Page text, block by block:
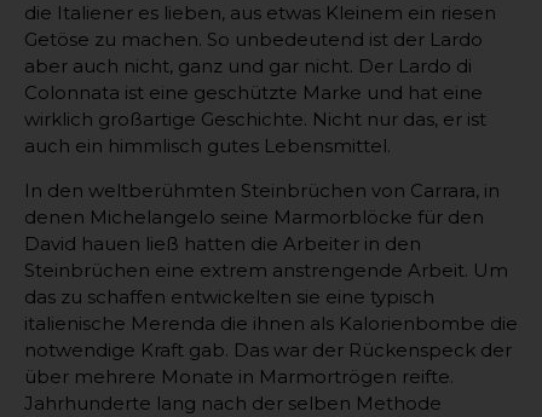
die Italiener es lieben, aus etwas Kleinem ein riesen
Getöse zu machen. So unbedeutend ist der Lardo
aber auch nicht, ganz und gar nicht. Der Lardo di
Colonnata ist eine geschützte Marke und hat eine
wirklich großartige Geschichte. Nicht nur das, er ist
auch ein himmlisch gutes Lebensmittel.
In den weltberühmten Steinbrüchen von Carrara, in
denen Michelangelo seine Marmorblöcke für den
David hauen ließ hatten die Arbeiter in den
Steinbrüchen eine extrem anstrengende Arbeit. Um
das zu schaffen entwickelten sie eine typisch
italienische Merenda die ihnen als Kalorienbombe die
notwendige Kraft gab. Das war der Rückenspeck der
über mehrere Monate in Marmortrögen reifte.
Jahrhunderte lang nach der selben Methode